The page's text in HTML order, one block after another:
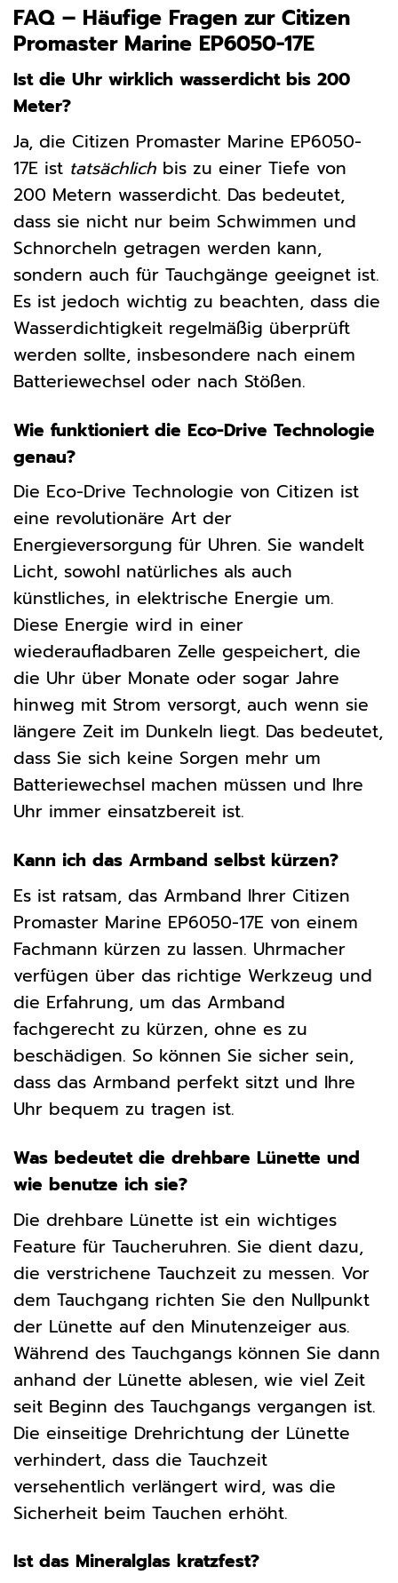
FAQ – Häufige Fragen zur Citizen
Promaster Marine EP6050-17E
Ist die Uhr wirklich wasserdicht bis 200
Meter?
Ja, die Citizen Promaster Marine EP6050-
17E ist tatsächlich bis zu einer Tiefe von
200 Metern wasserdicht. Das bedeutet,
dass sie nicht nur beim Schwimmen und
Schnorcheln getragen werden kann,
sondern auch für Tauchgänge geeignet ist.
Es ist jedoch wichtig zu beachten, dass die
Wasserdichtigkeit regelmäßig überprüft
werden sollte, insbesondere nach einem
Batteriewechsel oder nach Stößen.
Wie funktioniert die Eco-Drive Technologie
genau?
Die Eco-Drive Technologie von Citizen ist
eine revolutionäre Art der
Energieversorgung für Uhren. Sie wandelt
Licht, sowohl natürliches als auch
künstliches, in elektrische Energie um.
Diese Energie wird in einer
wiederaufladbaren Zelle gespeichert, die
die Uhr über Monate oder sogar Jahre
hinweg mit Strom versorgt, auch wenn sie
längere Zeit im Dunkeln liegt. Das bedeutet,
dass Sie sich keine Sorgen mehr um
Batteriewechsel machen müssen und Ihre
Uhr immer einsatzbereit ist.
Kann ich das Armband selbst kürzen?
Es ist ratsam, das Armband Ihrer Citizen
Promaster Marine EP6050-17E von einem
Fachmann kürzen zu lassen. Uhrmacher
verfügen über das richtige Werkzeug und
die Erfahrung, um das Armband
fachgerecht zu kürzen, ohne es zu
beschädigen. So können Sie sicher sein,
dass das Armband perfekt sitzt und Ihre
Uhr bequem zu tragen ist.
Was bedeutet die drehbare Lünette und
wie benutze ich sie?
Die drehbare Lünette ist ein wichtiges
Feature für Taucheruhren. Sie dient dazu,
die verstrichene Tauchzeit zu messen. Vor
dem Tauchgang richten Sie den Nullpunkt
der Lünette auf den Minutenzeiger aus.
Während des Tauchgangs können Sie dann
anhand der Lünette ablesen, wie viel Zeit
seit Beginn des Tauchgangs vergangen ist.
Die einseitige Drehrichtung der Lünette
verhindert, dass die Tauchzeit
versehentlich verlängert wird, was die
Sicherheit beim Tauchen erhöht.
Ist das Mineralglas kratzfest?